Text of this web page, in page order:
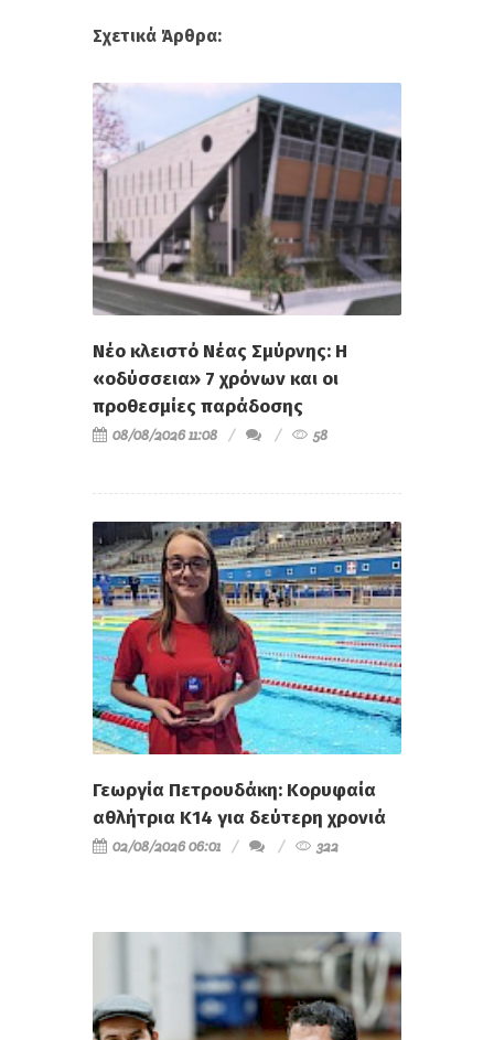
Σχετικά Άρθρα:
Νέο κλειστό Νέας Σμύρνης: Η
«οδύσσεια» 7 χρόνων και οι
προθεσμίες παράδοσης
08/08/2026 11:08 58
Γεωργία Πετρουδάκη: Κορυφαία
αθλήτρια Κ14 για δεύτερη χρονιά
02/08/2026 06:01 322